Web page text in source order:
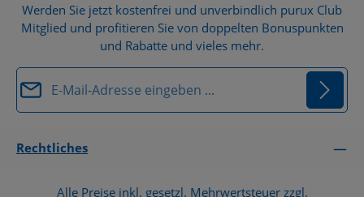
Werden Sie jetzt kostenfrei und unverbindlich purux Club
Mitglied und profitieren Sie von doppelten Bonuspunkten
und Rabatte und vieles mehr.
Ich habe die
Die mit einem Stern (*) markierten Felder sind
Rechtliches
Alle Preise inkl. gesetzl. Mehrwertsteuer zzgl.